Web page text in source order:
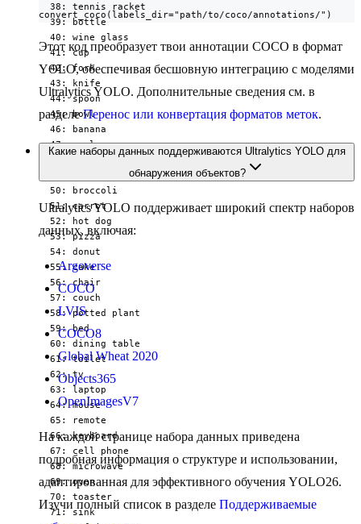
  38: tennis racket
  39: bottle
  40: wine glass
  41: cup
  42: fork
  43: knife
  44: spoon
  45: bowl
  46: banana
  47: apple
  48: sandwich
  50: broccoli
  51: carrot
  52: hot dog
  53: pizza
  54: donut
  55: cake
  56: chair
  57: couch
  58: potted plant
  59: bed
  60: dining table
  61: toilet
  62: tv
  63: laptop
  64: mouse
  65: remote
  66: keyboard
  67: cell phone
  68: microwave
  69: oven
  70: toaster
  71: sink
convert_coco(labels_dir="path/to/coco/annotations/")
Этот код преобразует твои аннотации COCO в формат
YOLO, обеспечивая бесшовную интеграцию с моделями
Ultralytics YOLO. Дополнительные сведения см. в
разделеПеренос или конвертация форматов меток.
Какие наборы данных поддерживаются Ultralytics YOLO для
обнаружения объектов?
Ultralytics YOLO поддерживает широкий спектр наборов
данных, включая:
Argoverse
COCO
LVIS
COCO8
Global Wheat 2020
Objects365
OpenImagesV7
На каждой странице набора данных приведена
подробная информация о структуре и использовании,
адаптированная для эффективного обучения YOLO26.
Изучи полный список в разделе Поддерживаемые